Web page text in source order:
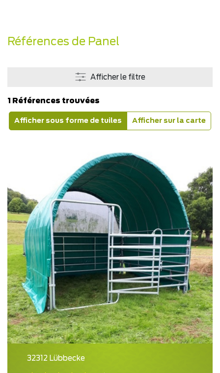
Références de Panel
Afficher le filtre
1 Références trouvées
Afficher sous forme de tuiles Afficher sur la carte
32312 Lübbecke